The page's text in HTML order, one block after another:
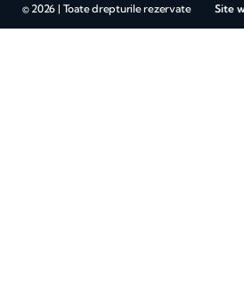
© 2026 | Toate drepturile rezervate Site